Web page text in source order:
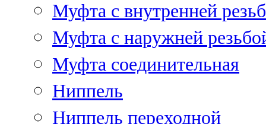
Муфта с внутренней
Муфта с наружней
Муфта соединительная
Ниппель
Ниппель переходной